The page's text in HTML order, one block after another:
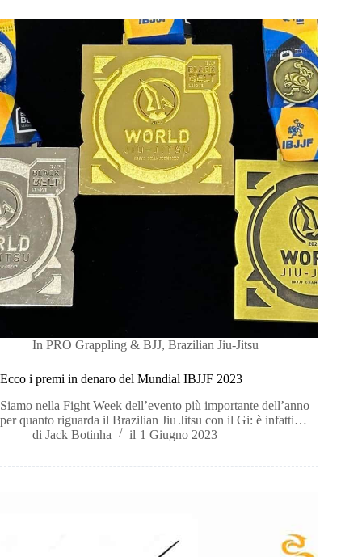
In PRO Grappling & BJJ,Brazilian Jiu-Jitsu
Ecco i premi in denaro del Mundial IBJJF 2023
Siamo nella Fight Week dell’evento più importante dell’anno
per quanto riguarda il Brazilian Jiu Jitsu con il Gi: è infatti…
di Jack Botinha il 1 Giugno 2023